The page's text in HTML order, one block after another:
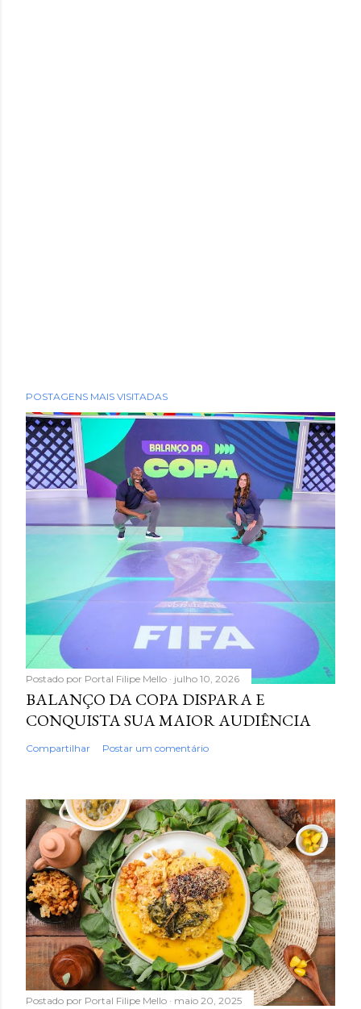
POSTAGENS MAIS VISITADAS
Postado por Portal Filipe Mello julho 10, 2026
BALANÇO DA COPA DISPARA E
CONQUISTA SUA MAIOR AUDIÊNCIA
Compartilhar Postar um comentário
Postado por Portal Filipe Mello maio 20, 2025